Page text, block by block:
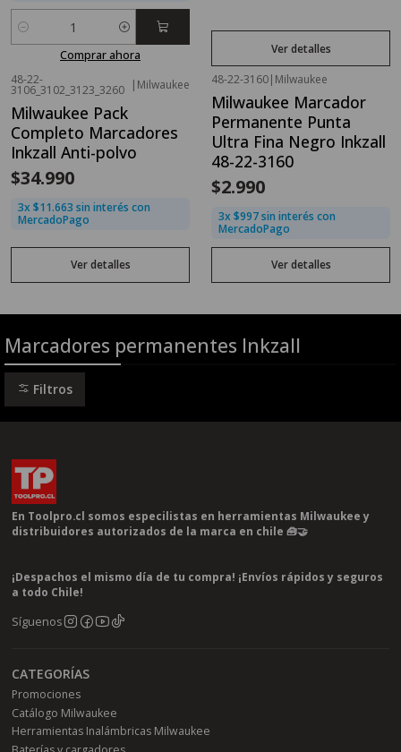
Cantidad
Comprar ahora
Ver detalles
Agotado
48-22-
3106_3102_3123_3260 | Milwaukee
Milwaukee Pack
Completo Marcadores
Inkzall Anti-polvo
$34.990
3x $11.663 sin interés con
MercadoPago
Ver detalles
Agotado
48-22-3160| Milwaukee
Milwaukee Marcador
Permanente Punta
Ultra Fina Negro Inkzall
48-22-3160
$2.990
3x $997 sin interés con
MercadoPago
Ver detalles
Marcadores permanentes Inkzall
Filtros
En Toolpro.cl somos especilistas en herramientas Milwaukee y
distribuidores autorizados de la marca en chile 🧰🤝
¡Despachos el mismo día de tu compra! ¡Envíos rápidos y seguros
a todo Chile!
Síguenos
CATEGORÍAS
Promociones
Catálogo Milwaukee
Herramientas Inalámbricas Milwaukee